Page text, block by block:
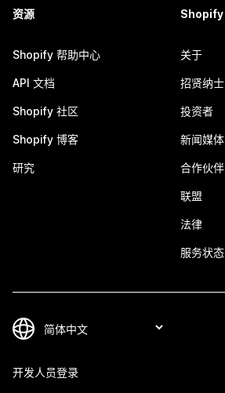
资源
Shopify 帮助中心
API 文档
Shopify 社区
Shopify 博客
研究
Shopify
关于
招贤纳士
投资者
新闻媒体
合作伙伴
联盟
法律
服务状态
开发人员登录